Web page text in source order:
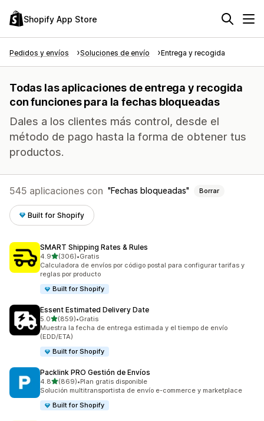
Shopify App Store
Pedidos y envíos Soluciones de envío Entrega y recogida
Todas las aplicaciones de entrega y recogida
con funciones para la fechas bloqueadas
Dales a los clientes más control, desde el
método de pago hasta la forma de obtener tus
productos.
545 aplicaciones con Fechas bloqueadas Borrar
Built for Shopify
SMART Shipping Rates & Rules
4.9de 5 estrellas
(306)
306 reseñas en total
•Gratis
Calculadora de envíos por código postal para configurar tarifas y
reglas por producto
Built for Shopify
Essent Estimated Delivery Date
5.0de 5 estrellas
(859)
859 reseñas en total
•Gratis
Muestra la fecha de entrega estimada y el tiempo de envío
(EDD/ETA)
Built for Shopify
Packlink PRO Gestión de Envíos
4.8de 5 estrellas
(869)
869 reseñas en total
•Plan gratis disponible
Solución multitransportista de envío e-commerce y marketplace
Built for Shopify